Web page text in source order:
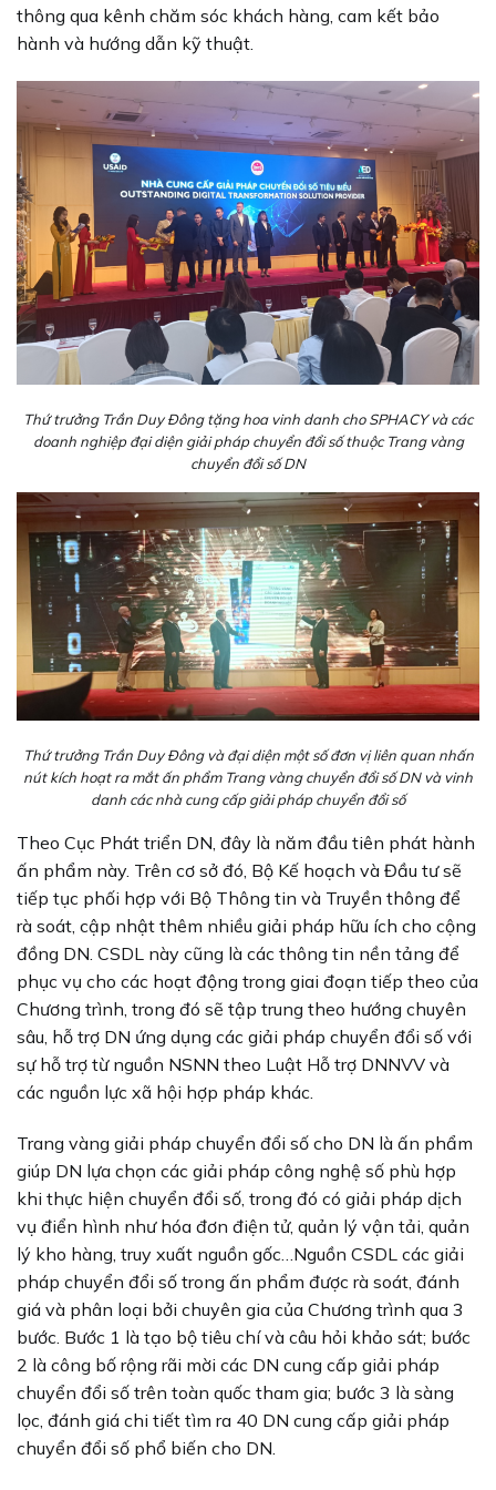
thông qua kênh chăm sóc khách hàng, cam kết bảo
hành và hướng dẫn kỹ thuật.
Thứ trưởng Trần Duy Đông tặng hoa vinh danh cho SPHACY và các
doanh nghiệp đại diện giải pháp chuyển đổi số thuộc Trang vàng
chuyển đổi số DN
Thứ trưởng Trần Duy Đông và đại diện một số đơn vị liên quan nhấn
nút kích hoạt ra mắt ấn phẩm Trang vàng chuyển đổi số DN và vinh
danh các nhà cung cấp giải pháp chuyển đổi số
Theo Cục Phát triển DN, đây là năm đầu tiên phát hành
ấn phẩm này. Trên cơ sở đó, Bộ Kế hoạch và Đầu tư sẽ
tiếp tục phối hợp với Bộ Thông tin và Truyền thông để
rà soát, cập nhật thêm nhiều giải pháp hữu ích cho cộng
đồng DN. CSDL này cũng là các thông tin nền tảng để
phục vụ cho các hoạt động trong giai đoạn tiếp theo của
Chương trình, trong đó sẽ tập trung theo hướng chuyên
sâu, hỗ trợ DN ứng dụng các giải pháp chuyển đổi số với
sự hỗ trợ từ nguồn NSNN theo Luật Hỗ trợ DNNVV và
các nguồn lực xã hội hợp pháp khác.
Trang vàng giải pháp chuyển đổi số cho DN là ấn phẩm
giúp DN lựa chọn các giải pháp công nghệ số phù hợp
khi thực hiện chuyển đổi số, trong đó có giải pháp dịch
vụ điển hình như hóa đơn điện tử, quản lý vận tải, quản
lý kho hàng, truy xuất nguồn gốc…Nguồn CSDL các giải
pháp chuyển đổi số trong ấn phẩm được rà soát, đánh
giá và phân loại bởi chuyên gia của Chương trình qua 3
bước. Bước 1 là tạo bộ tiêu chí và câu hỏi khảo sát; bước
2 là công bố rộng rãi mời các DN cung cấp giải pháp
chuyển đổi số trên toàn quốc tham gia; bước 3 là sàng
lọc, đánh giá chi tiết tìm ra 40 DN cung cấp giải pháp
chuyển đổi số phổ biến cho DN.